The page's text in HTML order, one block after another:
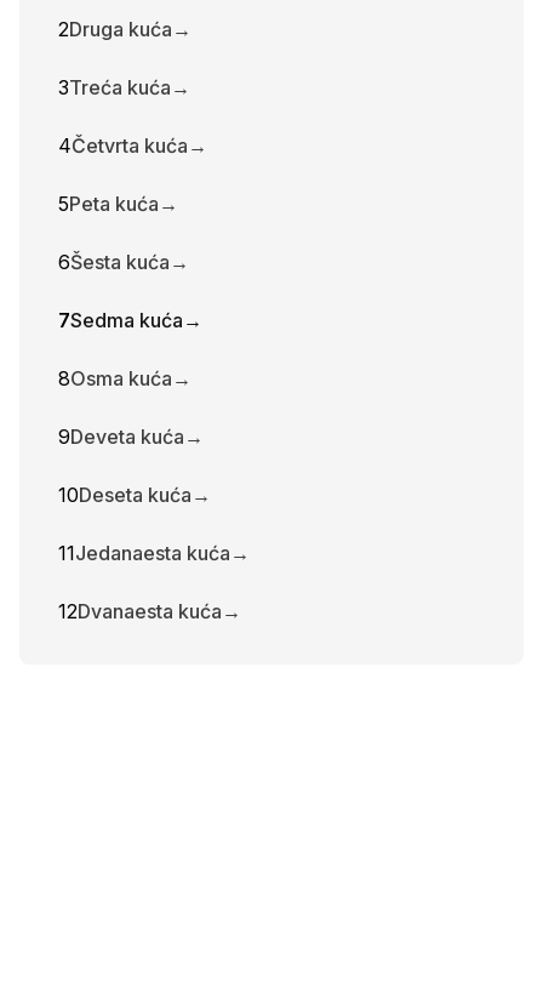
2Druga kuća →
3Treća kuća →
4Četvrta kuća →
5Peta kuća →
6Šesta kuća →
7Sedma kuća →
8Osma kuća →
9Deveta kuća →
10Deseta kuća →
11Jedanaesta kuća →
12Dvanaesta kuća →